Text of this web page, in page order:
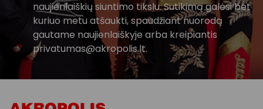
naujienlaiškių siuntimo tikslu. Sutikimą galėsi bet
kuriuo metu atšaukti, spaudžiant nuorodą
gautame naujienlaiškyje arba kreipiantis
privatumas@akropolis.lt.